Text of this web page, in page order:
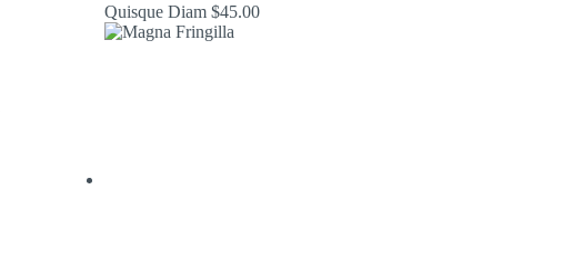
Quisque Diam$45.00